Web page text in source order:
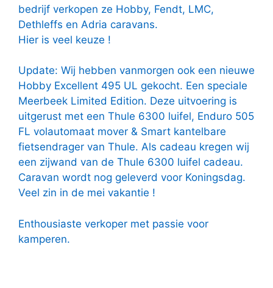
bedrijf verkopen ze Hobby, Fendt, LMC,
Dethleffs en Adria caravans.
Hier is veel keuze !
Update: Wij hebben vanmorgen ook een nieuwe
Hobby Excellent 495 UL gekocht. Een speciale
Meerbeek Limited Edition. Deze uitvoering is
uitgerust met een Thule 6300 luifel, Enduro 505
FL volautomaat mover & Smart kantelbare
fietsendrager van Thule. Als cadeau kregen wij
een zijwand van de Thule 6300 luifel cadeau.
Caravan wordt nog geleverd voor Koningsdag.
Veel zin in de mei vakantie !
Enthousiaste verkoper met passie voor
kamperen.